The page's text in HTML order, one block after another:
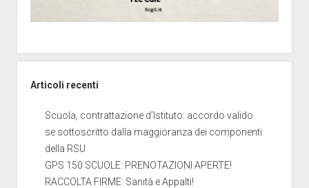
Articoli recenti
Scuola, contrattazione d’Istituto: accordo valido
se sottoscritto dalla maggioranza dei componenti
della RSU
GPS 150 SCUOLE: PRENOTAZIONI APERTE!
RACCOLTA FIRME: Sanità e Appalti!